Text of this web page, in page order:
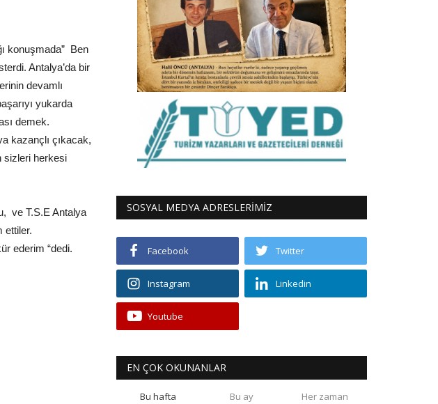
konuşmada” Ben
Antalya’da bir
devamlı
yukarda
demek.
kazançlı çıkacak,
sizleri herkesi
ve T.S.E Antalya
ettiler.
ederim “dedi.
SOSYAL MEDYA ADRESLERİMİZ
Facebook Twitter
Instagram Linkedin
Youtube
EN ÇOK OKUNANLAR
Bu hafta Bu ay Her zaman